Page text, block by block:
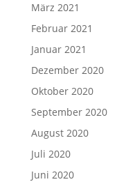
März 2021
Februar 2021
Januar 2021
Dezember 2020
Oktober 2020
September 2020
August 2020
Juli 2020
Juni 2020